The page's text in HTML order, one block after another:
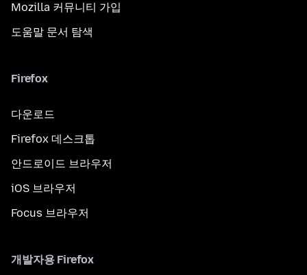
Mozilla 커뮤니티 가입
도움말 문서 탐색
Firefox
다운로드
Firefox 데스크톱
안드로이드 브라우저
iOS 브라우저
Focus 브라우저
개발자용 Firefox